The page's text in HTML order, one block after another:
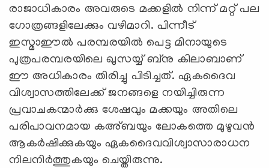
രാജാധികാരം അവരുടെ മക്കളില്‍ നിന്ന് മറ്റ് പല
ഗോത്രങ്ങളിലേക്കും വഴിമാറി. പിന്നീട്
ഇസ്മാഈല്‍ പരമ്പരയില്‍ പെട്ട മിനായുടെ
പുത്രപരമ്പരയിലെ ഖുസയ്യ് ബ്‌നു കിലാബാണ്
ഈ അധികാരം തിരിച്ചു പിടിച്ചത്. ഏകദൈവ
വിശ്വാസത്തിലേക്ക് ജനങ്ങളെ നയിച്ചിരുന്ന
പ്രവാചകന്മാര്‍ക്കു ശേഷവും മക്കയും അതിലെ
പരിപാവനമായ കഅ്ബയും ലോകത്തെ മുഴുവന്‍
ആകര്‍ഷിക്കുകയും ഏകദൈവവിശ്വാസാരാധന
നിലനിര്‍ത്തുകയും ചെയ്തിരുന്നു.